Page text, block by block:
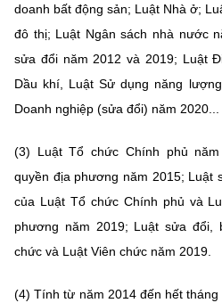
doanh bất động sản; Luật Nhà ở;
đô thị; Luật Ngân sách nhà nước
sửa đổi năm 2012 và 2019; Luật
Dầu khí, Luật Sử dụng năng
Doanh nghiệp (sửa đổi) năm 2020...
(3) Luật Tổ chức Chính phủ
quyền địa phương năm 2015; Luật
của Luật Tổ chức Chính phủ và
phương năm 2019; Luật sửa đổi,
chức và Luật Viên chức năm 2019.
(4) Tính từ năm 2014 đến hết